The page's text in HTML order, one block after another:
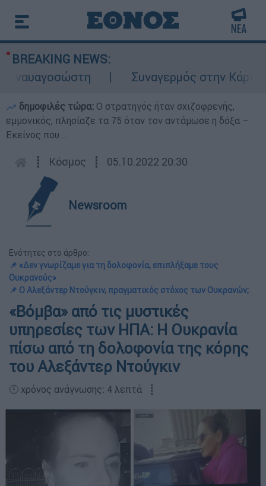
BREAKING NEWS:
Συναγερμός στην Κάρπαθο:
δημοφιλές τώρα: O στρατηγός ήταν σχιζοφρενής,
εμμονικός, πλησίαζε τα 75 όταν τον αντάμωσε η δόξα –
Εκείνος που...
┋ Κόσμος ┋ 05.10.2022 20:30
Newsroom
Ενότητες στο άρθρο:
📌 «Δεν γνωρίζαμε για τη δολοφονία, επιπλήξαμε τους
Ουκρανούς»
📌 Ο Αλεξάντερ Ντούγκιν, πραγματικός στόχος των Ουκρανών;
«Βόμβα» από τις μυστικές
υπηρεσίες των ΗΠΑ: Η Ουκρανία
πίσω από τη δολοφονία της κόρης
του Αλεξάντερ Ντούγκιν
🕛 χρόνος ανάγνωσης: 4 λεπτά ┋